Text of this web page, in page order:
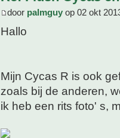
door palmguy op 02 okt
Hallo
Mijn Cycas R is ook
zoals bij de anderen,
ik heb een rits foto' s,